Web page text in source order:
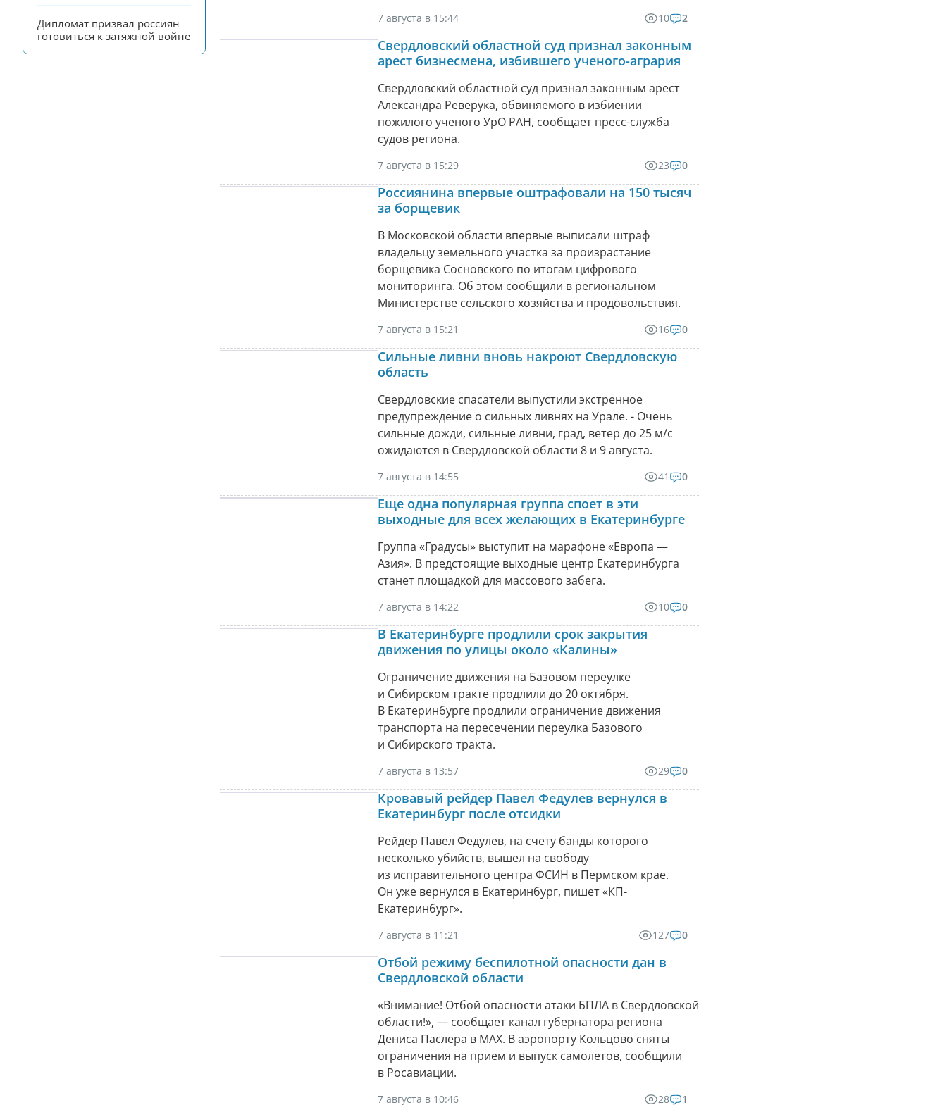
Дипломат призвал россиян
готовиться к затяжной войне
7 августа в 15:44 10 2
Свердловский областной суд признал законным
арест бизнесмена, избившего ученого-агрария
Свердловский областной суд признал законным арест
Александра Реверука, обвиняемого в избиении
пожилого ученого УрО РАН, сообщает пресс-служба
судов региона.
7 августа в 15:29 23 0
Россиянина впервые оштрафовали на 150 тысяч
за борщевик
В Московской области впервые выписали штраф
владельцу земельного участка за произрастание
борщевика Сосновского по итогам цифрового
мониторинга. Об этом сообщили в региональном
Министерстве сельского хозяйства и продовольствия.
7 августа в 15:21 16 0
Сильные ливни вновь накроют Свердловскую
область
Свердловские спасатели выпустили экстренное
предупреждение о сильных ливнях на Урале. - Очень
сильные дожди, сильные ливни, град, ветер до 25 м/с
ожидаются в Свердловской области 8 и 9 августа.
7 августа в 14:55 41 0
Еще одна популярная группа споет в эти
выходные для всех желающих в Екатеринбурге
Группа «Градусы» выступит на марафоне «Европа —
Азия». В предстоящие выходные центр Екатеринбурга
станет площадкой для массового забега.
7 августа в 14:22 10 0
В Екатеринбурге продлили срок закрытия
движения по улицы около «Калины»
Ограничение движения на Базовом переулке
и Сибирском тракте продлили до 20 октября.
В Екатеринбурге продлили ограничение движения
транспорта на пересечении переулка Базового
и Сибирского тракта.
7 августа в 13:57 29 0
Кровавый рейдер Павел Федулев вернулся в
Екатеринбург после отсидки
Рейдер Павел Федулев, на счету банды которого
несколько убийств, вышел на свободу
из исправительного центра ФСИН в Пермском крае.
Он уже вернулся в Екатеринбург, пишет «КП-
Екатеринбург».
7 августа в 11:21 127 0
Отбой режиму беспилотной опасности дан в
Свердловской области
«Внимание! Отбой опасности атаки БПЛА в Свердловской
области!», — сообщает канал губернатора региона
Дениса Паслера в МАХ. В аэропорту Кольцово сняты
ограничения на прием и выпуск самолетов, сообщили
в Росавиации.
7 августа в 10:46 28 1